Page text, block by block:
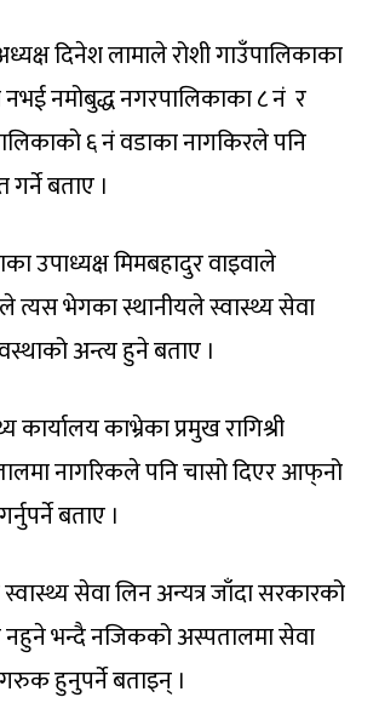
दिनेश लामाले रोशी गाउँपालिकाका
नभई नमोबुद्ध नगरपालिकाका ८ नं र
६ नं वडाका नागकिरले पनि
गर्ने बताए ।
उपाध्यक्ष मिमबहादुर वाइवाले
त्यस भेगका स्थानीयले स्वास्थ्य सेवा
अन्त्य हुने बताए ।
कार्यालय काभ्रेका प्रमुख रागिश्री
नागरिकले पनि चासो दिएर आफ्‌नो
बताए ।
सेवा लिन अन्यत्र जाँदा सरकारको
भन्दै नजिकको अस्पतालमा सेवा
हुनुपर्ने बताइन् ।